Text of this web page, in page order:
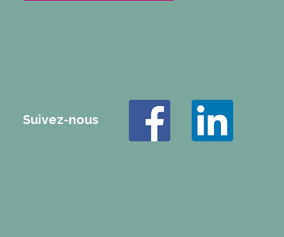
Suivez-nous